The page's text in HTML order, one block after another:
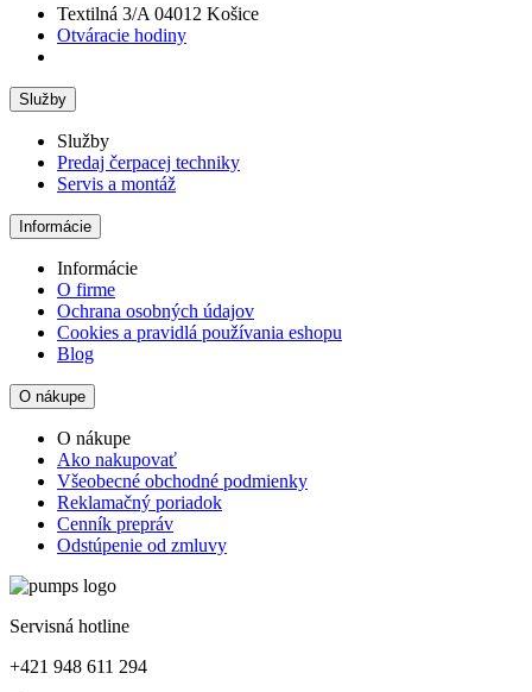
Textilná 3/A 04012 Košice
Otváracie hodiny
Služby
Služby
Predaj čerpacej techniky
Servis a montáž
Informácie
Informácie
O firme
Ochrana osobných údajov
Cookies a pravidlá používania eshopu
Blog
O nákupe
O nákupe
Ako nakupovať
Všeobecné obchodné podmienky
Reklamačný poriadok
Cenník prepráv
Odstúpenie od zmluvy
Servisná hotline
+421 948 611 294